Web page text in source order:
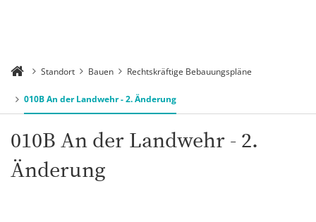
Standort Bauen Rechtskräftige Bebauungspläne
010B An der Landwehr - 2. Änderung
010B An der Landwehr - 2.
Änderung